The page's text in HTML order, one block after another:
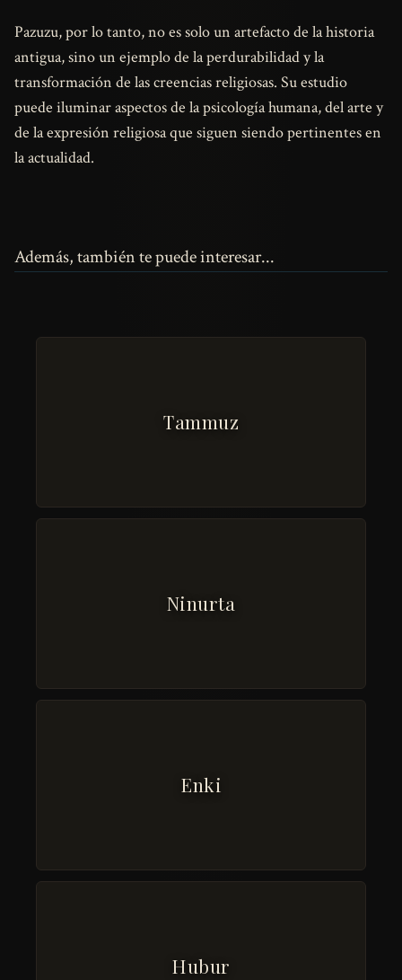
Pazuzu, por lo tanto, no es solo un artefacto de la historia
antigua, sino un ejemplo de la perdurabilidad y la
transformación de las creencias religiosas. Su estudio
puede iluminar aspectos de la psicología humana, del arte y
de la expresión religiosa que siguen siendo pertinentes en
la actualidad.
Además, también te puede interesar...
Tammuz
Ninurta
Enki
Hubur